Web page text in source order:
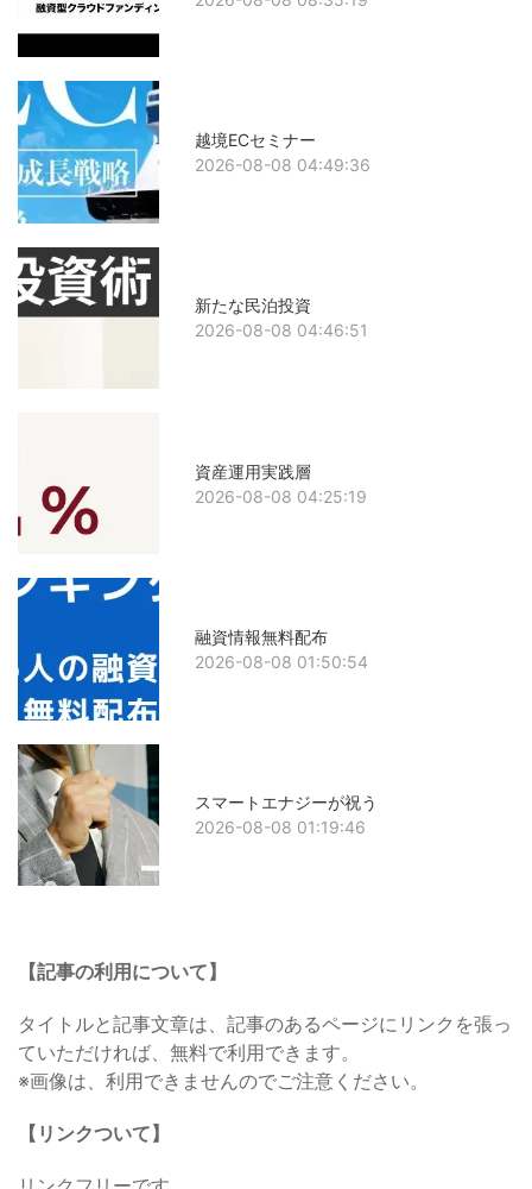
越境ECセミナー
2026-08-08 04:49:36
新たな民泊投資
2026-08-08 04:46:51
資産運用実践層
2026-08-08 04:25:19
融資情報無料配布
2026-08-08 01:50:54
スマートエナジーが祝う
2026-08-08 01:19:46
【記事の利用について】
タイトルと記事文章は、記事のあるページにリンクを張っ
ていただければ、無料で利用できます。
※画像は、利用できませんのでご注意ください。
【リンクついて】